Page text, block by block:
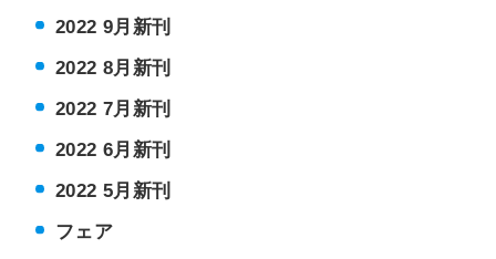
2022 9月新刊
2022 8月新刊
2022 7月新刊
2022 6月新刊
2022 5月新刊
フェア